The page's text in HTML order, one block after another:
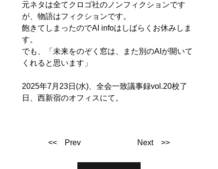
元ネタは全てクロゴ社のノンフィクションです
が、物語はフィクションです。
飽きてしまったのでAI infoはしばらくお休みしま
す。
でも、「未来をのぞく窓は、また別のAIが開いて
くれると思います」
2025年7月23日(水)、全会一致議事録vol.20校了
日、西新宿のオフィスにて。
<< Prev Next >>